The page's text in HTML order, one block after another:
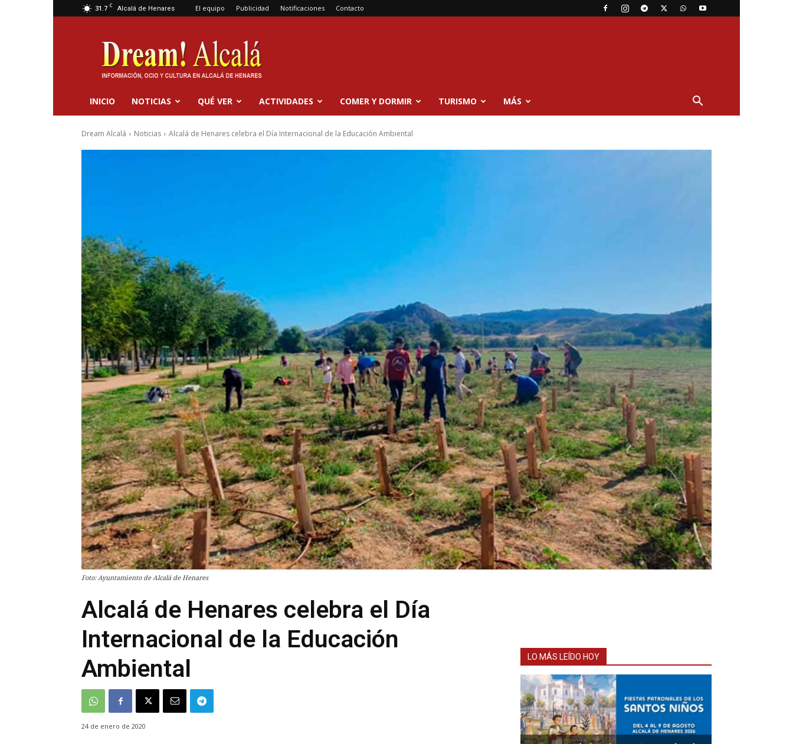
31.7 C Alcalá de Henares El equipo Publicidad Notificaciones Contacto
Dream
Alcalá
INICIO NOTICIAS QUÉ VER ACTIVIDADES COMER Y DORMIR TURISMO MÁS
Dream Alcalá Noticias Alcalá de Henares celebra el Día Internacional de la Educación Ambiental
Foto: Ayuntamiento de Alcalá de Henares
Alcalá de Henares celebra el Día
Internacional de la Educación
Ambiental
24 de enero de 2020
LO MÁS LEÍDO HOY